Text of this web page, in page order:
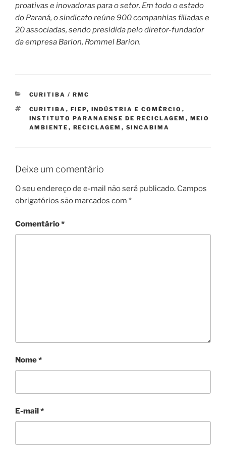
proativas e inovadoras para o setor. Em todo o estado
do Paraná, o sindicato reúne 900 companhias filiadas e
20 associadas, sendo presidida pelo diretor-fundador
da empresa Barion, Rommel Barion.
CATEGORIAS
CURITIBA / RMC
TAGS
CURITIBA , FIEP, INDÚSTRIA E COMÉRCIO ,
INSTITUTO PARANAENSE DE RECICLAGEM , MEIO
AMBIENTE , RECICLAGEM , SINCABIMA
Deixe um comentário
O seu endereço de e-mail não será publicado. Campos
obrigatórios são marcados com *
Comentário*
Nome*
E-mail*